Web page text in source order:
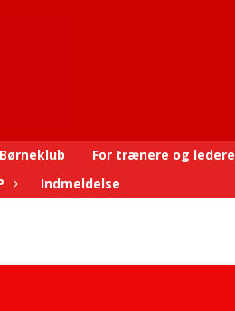
For trænere og ledere
Indmeldelse